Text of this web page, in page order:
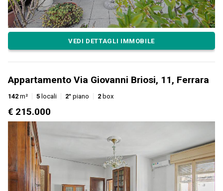
VEDI DETTAGLI IMMOBILE
Appartamento Via Giovanni Briosi, 11, Ferrara
142 m² 5 locali 2° piano 2 box
€ 215.000